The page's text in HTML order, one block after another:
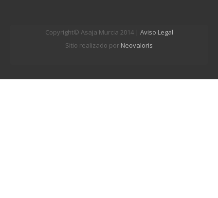
Copyright© Asaja Murcia 2014 | Aviso Legal
Sitio realizado por Neovaloris